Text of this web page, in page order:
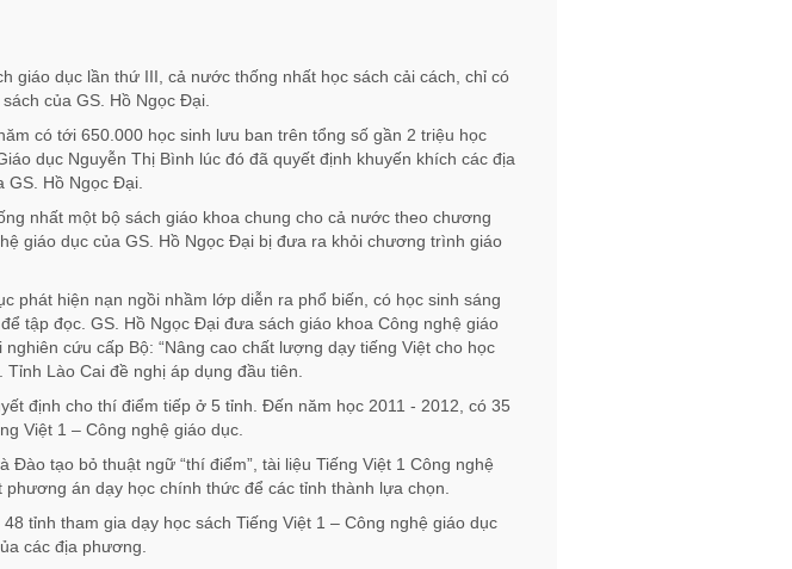
giáo dục lần thứ III, cả nước thống nhất học sách cải cách, chỉ có
của GS. Hồ Ngọc Đại.
có tới 650.000 học sinh lưu ban trên tổng số gần 2 triệu học
dục Nguyễn Thị Bình lúc đó đã quyết định khuyến khích các địa
GS. Hồ Ngọc Đại.
nhất một bộ sách giáo khoa chung cho cả nước theo chương
giáo dục của GS. Hồ Ngọc Đại bị đưa ra khỏi chương trình giáo
phát hiện nạn ngồi nhầm lớp diễn ra phổ biến, có học sinh sáng
tập đọc. GS. Hồ Ngọc Đại đưa sách giáo khoa Công nghệ giáo
cứu cấp Bộ: “Nâng cao chất lượng dạy tiếng Việt cho học
Tỉnh Lào Cai đề nghị áp dụng đầu tiên.
định cho thí điểm tiếp ở 5 tỉnh. Đến năm học 2011 - 2012, có 35
Việt 1 – Công nghệ giáo dục.
Đào tạo bỏ thuật ngữ “thí điểm”, tài liệu Tiếng Việt 1 Công nghệ
án dạy học chính thức để các tỉnh thành lựa chọn.
tỉnh tham gia dạy học sách Tiếng Việt 1 – Công nghệ giáo dục
các địa phương.